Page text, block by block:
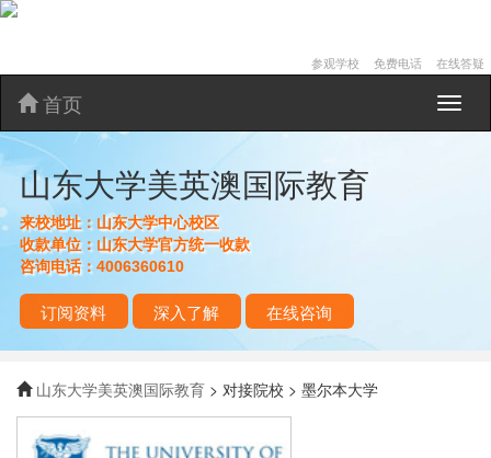
在线答疑
免费电话
参观学校
山
东
首页
山东大学美英澳国际教育
来校地址： 山东大学中心校区
收款单位： 山东大学官方统一收款
咨询电话：4006360610
订阅资料 深入了解 在线咨询
山东大学美英澳国际教育 > 对接院校 > 墨尔本大学